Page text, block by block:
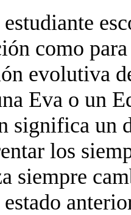
como
evolutiva
Eva o un
significa un
los
siempre
estado